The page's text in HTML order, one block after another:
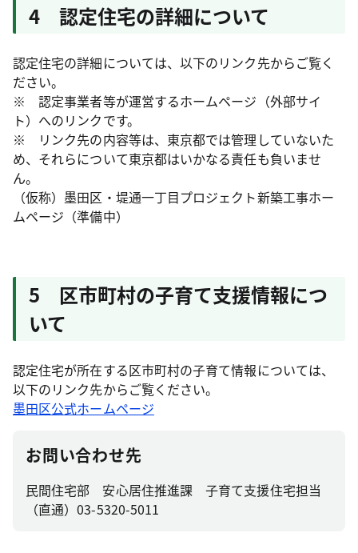
4 認定住宅の詳細について
認定住宅の詳細については、以下のリンク先からご覧く
ださい。
※ 認定事業者等が運営するホームページ（外部サイ
ト）へのリンクです。
※ リンク先の内容等は、東京都では管理していないた
め、それらについて東京都はいかなる責任も負いませ
ん。
（仮称）墨田区・堤通一丁目プロジェクト新築工事ホー
ムページ（準備中）
5 区市町村の子育て支援情報につ
いて
認定住宅が所在する区市町村の子育て情報については、
以下のリンク先からご覧ください。
墨田区公式ホームページ
お問い合わせ先
民間住宅部 安心居住推進課 子育て支援住宅担当
（直通）03-5320-5011